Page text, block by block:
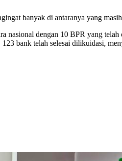
banyak di antaranya yang
nasional dengan 10 BPR yang telah
123 bank telah selesai dilikuidasi,